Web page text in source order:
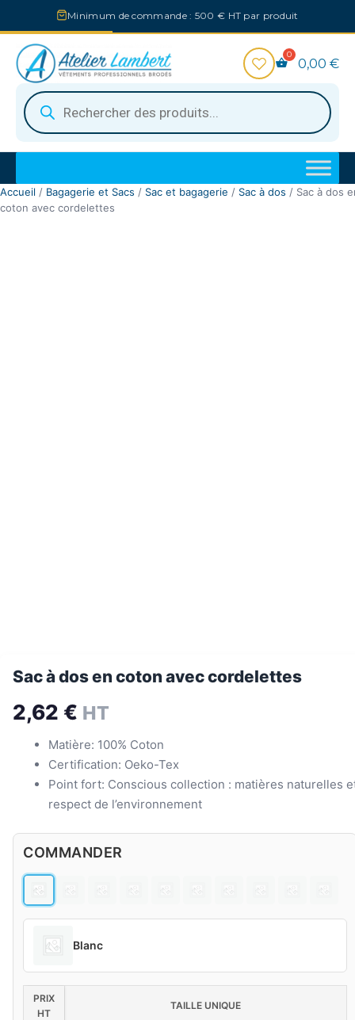
au
contenu
Minimum de commande : 500 € HT par produit
Recherche
de
produits
0,00 €
Accueil / Bagagerie et Sacs / Sac et bagagerie / Sac à dos / Sac à dos
coton avec cordelettes
Sac à dos en coton avec cordelettes
2,62 € HT
Matière: 100% Coton
Certification: Oeko-Tex
Point fort: Conscious collection : matières naturelles
respect de l’environnement
COMMANDER
Blanc
PRIX
HT
TAILLE UNIQUE